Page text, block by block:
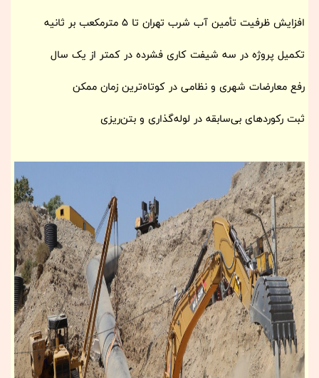
افزایش ظرفیت تأمین آب شرب تهران تا 5 مترمکعب بر ثانیه
تکمیل پروژه در سه شیفت کاری فشرده در کمتر از یک سال
رفع معارضات شهری و نظامی در کوتاه‌ترین زمان ممکن
ثبت رکوردهای بی‌سابقه در لوله‌گذاری و بتن‌ریزی